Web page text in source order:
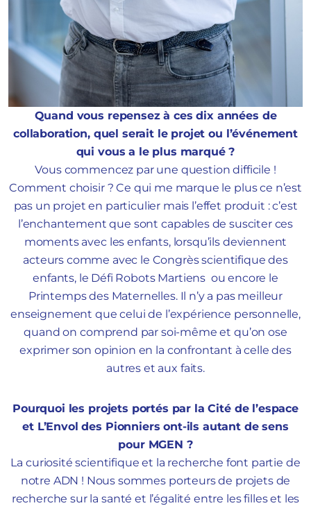
Quand vous repensez à ces dix années de
collaboration, quel serait le projet ou l’événement
qui vous a le plus marqué ?
Vous commencez par une question difficile !
Comment choisir ? Ce qui me marque le plus ce n’est
pas un projet en particulier mais l’effet produit : c’est
l’enchantement que sont capables de susciter ces
moments avec les enfants, lorsqu’ils deviennent
acteurs comme avec le Congrès scientifique des
enfants, le Défi Robots Martiens ou encore le
Printemps des Maternelles. Il n’y a pas meilleur
enseignement que celui de l’expérience personnelle,
quand on comprend par soi-même et qu’on ose
exprimer son opinion en la confrontant à celle des
autres et aux faits.
Pourquoi les projets portés par la Cité de l’espace
et L’Envol des Pionniers ont-ils autant de sens
pour MGEN ?
La curiosité scientifique et la recherche font partie de
notre ADN ! Nous sommes porteurs de projets de
recherche sur la santé et l’égalité entre les filles et les